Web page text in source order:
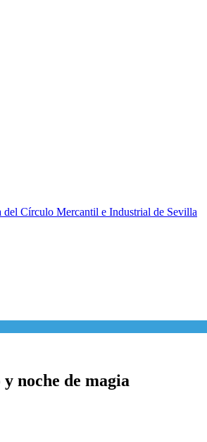
Círculo Mercantil e Industrial de Sevilla
y noche de magia